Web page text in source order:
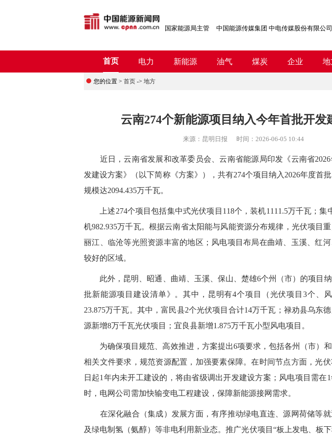
国家能源局主管 中国能源传媒集团 中电传媒股份有限公
首页 电力 新能源 油气 煤炭 企业 地
您的位置 > 首页 -> 地方
云南274个新能源项目纳入今年首批开发
来源： ​昆明日报 时间： 2026-06-05 10:44
近日，云南省发展和改革委员会、云南省能源局印发《云南省2026
发建设方案》（以下简称《方案》），共有274个项目纳入2026年度首
规模达2094.435万千瓦。
上述274个项目包括集中式光伏项目118个，装机1111.5万千瓦；集
机982.935万千瓦。根据云南省太阳能与风能资源分布规律，光伏项目重
丽江、临沧等光照资源丰富的地区；风电项目布局在曲靖、玉溪、红
较好的区域。
此外，昆明、昭通、曲靖、玉溪、保山、楚雄6个州（市）的项目纳
批新能源项目建设清单》。其中，昆明有4个项目（光伏项目3个、
23.875万千瓦。其中，富民县2个光伏项目合计14万千瓦；禄劝县乌东
源新增8万千瓦光伏项目；宜良县新增1.875万千瓦小型风电项目。
为确保项目规范、高效推进，方案提出6项要求，包括各州（市）和
相关文件要求，规范资源配置，加强要素保障。在时间节点方面，光
日起1年内未开工建设的，将由省级调出开发建设方案；风电项目需在
时，电网公司需加快输变电工程建设，保障新能源接网需求。
在深化融合（集成）发展方面，有序推动绿电直连、源网荷储等就
及绿电制氢（氨醇）等非电利用新业态。推广光伏项目“板上发电、板